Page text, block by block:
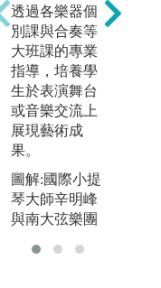
班】
每學期固定辦
理音樂相關系
列講座、大師
班，邀請各界
專家、國內外
知名音樂家，
幫助同學增加
學習效果並規
劃未來發展，
增進國內外音
樂學術及演奏
交流，培養國
透過各樂器個
別課與合奏等
大班課的專業
指導，培養學
生於表演舞台
或音樂交流上
展現藝術成
果。
圖解:國際小提
琴大師辛明峰
與南大弦樂團